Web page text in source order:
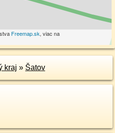
Freemap.sk, viac na
kraj » Šatov